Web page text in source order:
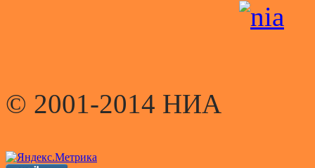
© 2001-2014 НИА